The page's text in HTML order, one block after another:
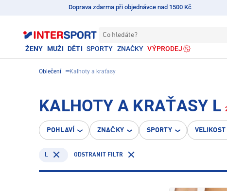
Doprava zdarma při objednávce nad 1500 Kč
Co hledáte?
ŽENY MUŽI DĚTI SPORTY ZNAČKY VÝPRODEJ
Oblečení Kalhoty a kraťasy
KALHOTY A KRAŤASY L
POHLAVÍ ZNAČKY SPORTY VELIKOST
L ODSTRANIT FILTR